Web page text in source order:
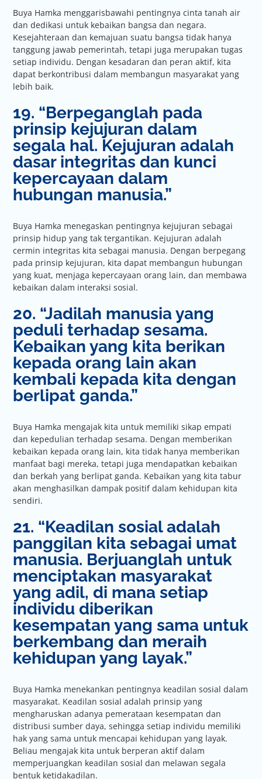
Buya Hamka menggarisbawahi pentingnya cinta tanah air
dan dedikasi untuk kebaikan bangsa dan negara.
Kesejahteraan dan kemajuan suatu bangsa tidak hanya
tanggung jawab pemerintah, tetapi juga merupakan tugas
setiap individu. Dengan kesadaran dan peran aktif, kita
dapat berkontribusi dalam membangun masyarakat yang
lebih baik.
19. “Berpeganglah pada
prinsip kejujuran dalam
segala hal. Kejujuran adalah
dasar integritas dan kunci
kepercayaan dalam
hubungan manusia.”
Buya Hamka menegaskan pentingnya kejujuran sebagai
prinsip hidup yang tak tergantikan. Kejujuran adalah
cermin integritas kita sebagai manusia. Dengan berpegang
pada prinsip kejujuran, kita dapat membangun hubungan
yang kuat, menjaga kepercayaan orang lain, dan membawa
kebaikan dalam interaksi sosial.
20. “Jadilah manusia yang
peduli terhadap sesama.
Kebaikan yang kita berikan
kepada orang lain akan
kembali kepada kita dengan
berlipat ganda.”
Buya Hamka mengajak kita untuk memiliki sikap empati
dan kepedulian terhadap sesama. Dengan memberikan
kebaikan kepada orang lain, kita tidak hanya memberikan
manfaat bagi mereka, tetapi juga mendapatkan kebaikan
dan berkah yang berlipat ganda. Kebaikan yang kita tabur
akan menghasilkan dampak positif dalam kehidupan kita
sendiri.
21. “Keadilan sosial adalah
panggilan kita sebagai umat
manusia. Berjuanglah untuk
menciptakan masyarakat
yang adil, di mana setiap
individu diberikan
kesempatan yang sama untuk
berkembang dan meraih
kehidupan yang layak.”
Buya Hamka menekankan pentingnya keadilan sosial dalam
masyarakat. Keadilan sosial adalah prinsip yang
mengharuskan adanya pemerataan kesempatan dan
distribusi sumber daya, sehingga setiap individu memiliki
hak yang sama untuk mencapai kehidupan yang layak.
Beliau mengajak kita untuk berperan aktif dalam
memperjuangkan keadilan sosial dan melawan segala
bentuk ketidakadilan.